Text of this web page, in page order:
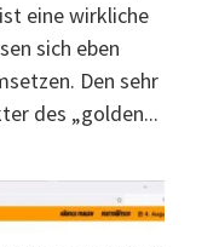
eine wirkliche
sich eben
Den sehr
des „golden...